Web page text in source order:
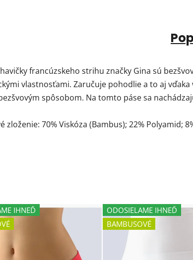
francúzskeho strihu značky Gina sú
vlastnosťami. Zaručuje pohodlie a to aj
spôsobom. Na tomto páse sa
zloženie: 70% Viskóza (Bambus); 22% Polyamid;
IHNEĎ
ODOSIELAME IHNEĎ
BAMBUSOVÉ